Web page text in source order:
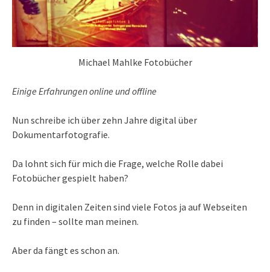
Michael Mahlke Fotobücher
Einige Erfahrungen online und offline
Nun schreibe ich über zehn Jahre digital über
Dokumentarfotografie.
Da lohnt sich für mich die Frage, welche Rolle dabei
Fotobücher gespielt haben?
Denn in digitalen Zeiten sind viele Fotos ja auf Webseiten
zu finden – sollte man meinen.
Aber da fängt es schon an.